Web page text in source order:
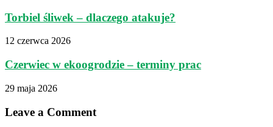
Torbiel śliwek – dlaczego atakuje?
12 czerwca 2026
Czerwiec w ekoogrodzie – terminy prac
29 maja 2026
Leave a Comment